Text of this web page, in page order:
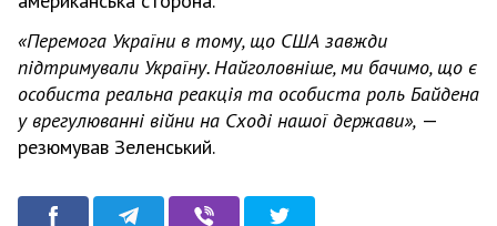
«Перемога України в тому, що США завжди
підтримували Україну. Найголовніше, ми бачимо, що є
особиста реальна реакція та особиста роль Байдена
у врегулюванні війни на Сході нашої держави», —
резюмував Зеленський.